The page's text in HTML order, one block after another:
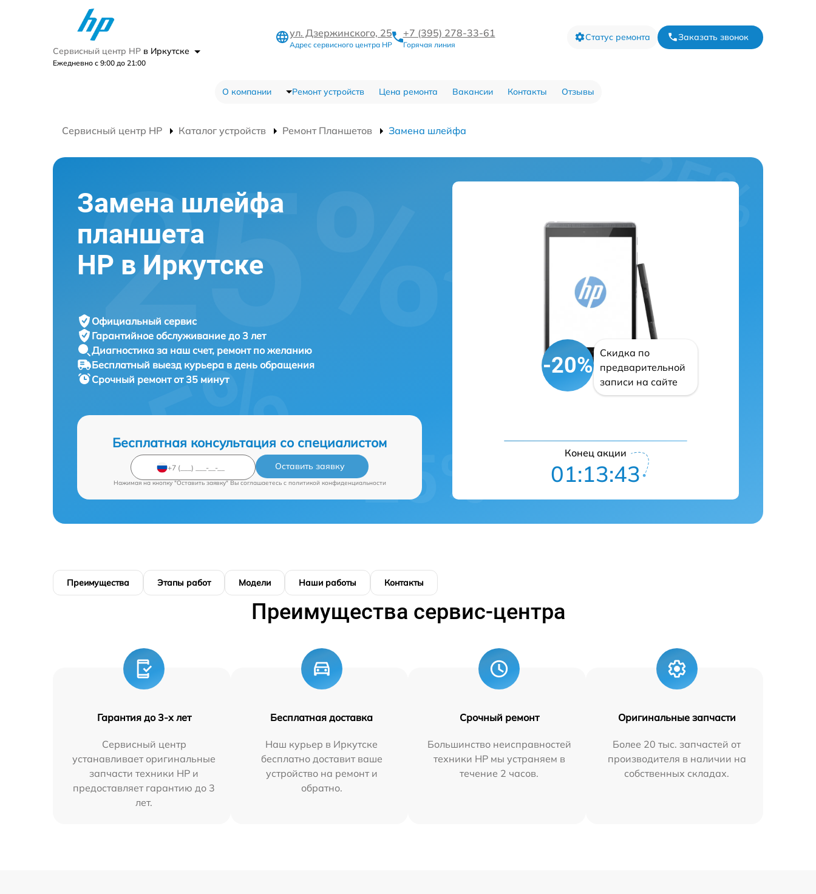
Сервисный центр HP в Иркутске
Ежедневно с 9:00 до 21:00
ул. Дзержинского, 25
Адрес сервисного центра HP
+7 (395) 278-33-61
Горячая линия
Статус ремонта Заказать звонок
О компании Ремонт устройств Цена ремонта Вакансии Контакты Отзывы
Сервисный центр HP Каталог устройств Ремонт Планшетов Замена шлейфа
Замена шлейфа
планшета
HP в Иркутске
Официальный сервис
Гарантийное обслуживание до 3 лет
Диагностика за наш счет, ремонт по желанию
Бесплатный выезд курьера в день обращения
Срочный ремонтот 35 минут
Бесплатная консультация со специалистом
Оставить заявку
Нажимая на кнопку "Оставить заявку" Вы соглашаетесь c политикой конфиденциальности
-20%
Скидка по
предварительной
записи на сайте
Конец акции
01:13:42
Преимущества Этапы работ Модели Наши работы Контакты
Преимущества сервис-центра
Гарантия до 3-х лет
Сервисный центр
устанавливает оригинальные
запчасти техники HP и
предоставляет гарантию до 3
лет.
Бесплатная доставка
Наш курьер в Иркутске
бесплатно доставит ваше
устройство на ремонт и
обратно.
Срочный ремонт
Большинство неисправностей
техники HP мы устраняем в
течение 2 часов.
Оригинальные запчасти
Более 20 тыс. запчастей от
производителя в наличии на
собственных складах.